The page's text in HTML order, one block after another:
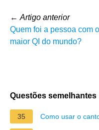
← Artigo anterior
Quem foi a pessoa com o
maior QI do mundo?
Questões semelhantes
35 Como usar o